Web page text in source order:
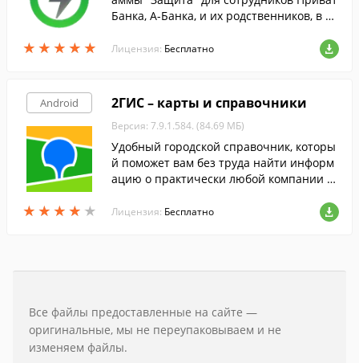
★ ★ ★ ★ ★
★ ★ ★ ★ ★
Банка, А-Банка, и их родственников, в ко
ервой помощи в различных ситуациях,
Лицензия: Бесплатно
Android
★ ★ ★ ★ ★
★ ★ ★ ★ ★
2ГИС – карты и справочники
Версия: 7.9.1.584. (84.69 МБ)
Удобный городской справочник, которы
й поможет вам без труда найти информ
ацию о практически любой компании в
трехмерной карте.
Лицензия: Бесплатно
Все файлы предоставленные на сайте —
оригинальные, мы не переупаковываем и не
изменяем файлы.